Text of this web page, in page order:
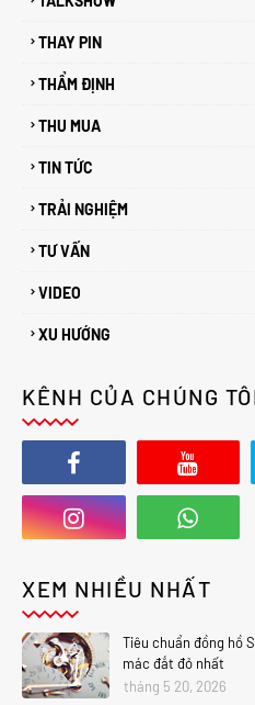
THAY PIN
THẨM ĐỊNH
THU MUA
TIN TỨC
TRẢI NGHIỆM
TƯ VẤN
VIDEO
XU HƯỚNG
KÊNH CỦA CHÚNG
XEM NHIỀU NHẤT
Tiêu chuẩn đồng hồ
mác đắt đỏ nhất
tháng 5 20, 2026